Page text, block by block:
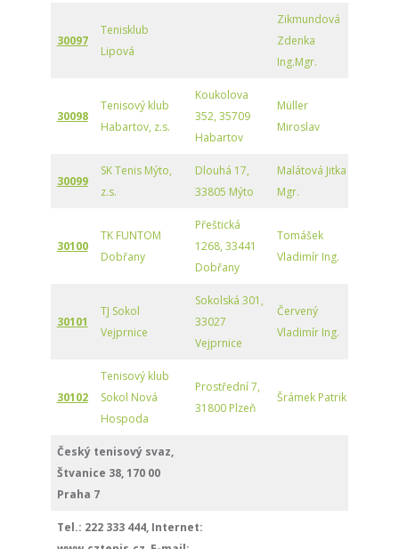
30097
Tenisklub
Lipová
Zikmundová
Zdenka
Ing.Mgr.
30098
Tenisový klub
Habartov, z.s.
Koukolova
352, 35709
Habartov
Müller
Miroslav
30099
SK Tenis Mýto,
z.s.
Dlouhá 17,
33805 Mýto
Malátová Jitka
Mgr.
30100
TK FUNTOM
Dobřany
Přeštická
1268, 33441
Dobřany
Tomášek
Vladimír Ing.
30101
TJ Sokol
Vejprnice
Sokolská 301,
33027
Vejprnice
Červený
Vladimír Ing.
30102
Tenisový klub
Sokol Nová
Hospoda
Prostřední 7,
31800 Plzeň
Šrámek Patrik
Český tenisový svaz,
Štvanice 38, 170 00
Praha 7
Tel.: 222 333 444, Internet: